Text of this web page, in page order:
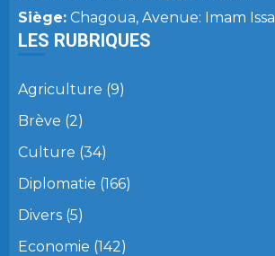
Siège: Chagoua, Avenue: Imam Issa
LES RUBRIQUES
Agriculture (9)
Brève (2)
Culture (34)
Diplomatie (166)
Divers (5)
Economie (142)